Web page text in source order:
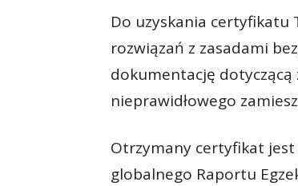
Do uzyskania certyfikatu
rozwiązań z zasadami
dokumentację dotyczącą
nieprawidłowego
Otrzymany certyfikat
globalnego Raportu